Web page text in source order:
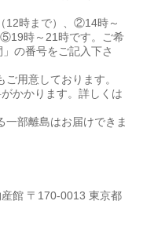
12時まで）、②14時～
時～21時です。ご希
の番号をご記入下さ
用意しております。
かかります。詳しくは
部離島はお届けできま
館 〒170-0013 東京都